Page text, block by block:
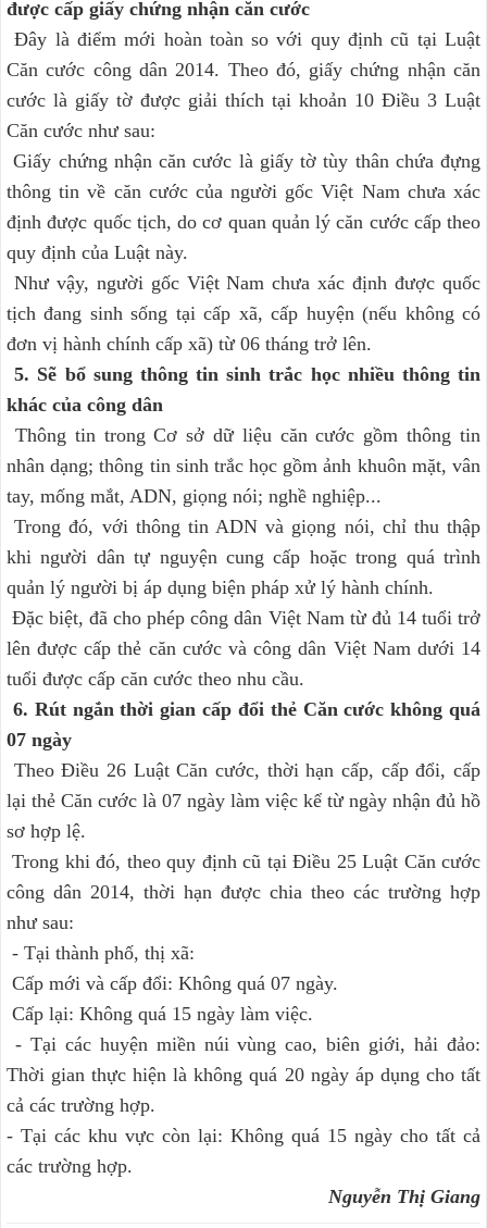
được cấp giấy chứng nhận căn cước
Đây là điểm mới hoàn toàn so với quy định cũ tại Luật
Căn cước công dân 2014. Theo đó, giấy chứng nhận căn
cước là giấy tờ được giải thích tại khoản 10 Điều 3 Luật
Căn cước như sau:
Giấy chứng nhận căn cước là giấy tờ tùy thân chứa đựng
thông tin về căn cước của người gốc Việt Nam chưa xác
định được quốc tịch, do cơ quan quản lý căn cước cấp theo
quy định của Luật này.
Như vậy, người gốc Việt Nam chưa xác định được quốc
tịch đang sinh sống tại cấp xã, cấp huyện (nếu không có
đơn vị hành chính cấp xã) từ 06 tháng trở lên.
5. Sẽ bổ sung thông tin sinh trắc học nhiều thông tin
khác của công dân
Thông tin trong Cơ sở dữ liệu căn cước gồm thông tin
nhân dạng; thông tin sinh trắc học gồm ảnh khuôn mặt, vân
tay, mống mắt, ADN, giọng nói; nghề nghiệp...
Trong đó, với thông tin ADN và giọng nói, chỉ thu thập
khi người dân tự nguyện cung cấp hoặc trong quá trình
quản lý người bị áp dụng biện pháp xử lý hành chính.
Đặc biệt, đã cho phép công dân Việt Nam từ đủ 14 tuổi trở
lên được cấp thẻ căn cước và công dân Việt Nam dưới 14
tuổi được cấp căn cước theo nhu cầu.
6. Rút ngắn thời gian cấp đổi thẻ Căn cước không quá
07 ngày
Theo Điều 26 Luật Căn cước, thời hạn cấp, cấp đổi, cấp
lại thẻ Căn cước là 07 ngày làm việc kể từ ngày nhận đủ hồ
sơ hợp lệ.
Trong khi đó, theo quy định cũ tại Điều 25 Luật Căn cước
công dân 2014, thời hạn được chia theo các trường hợp
như sau:
- Tại thành phố, thị xã:
Cấp mới và cấp đổi: Không quá 07 ngày.
Cấp lại: Không quá 15 ngày làm việc.
- Tại các huyện miền núi vùng cao, biên giới, hải đảo:
Thời gian thực hiện là không quá 20 ngày áp dụng cho tất
cả các trường hợp.
- Tại các khu vực còn lại: Không quá 15 ngày cho tất cả
các trường hợp.
Nguyễn Thị Giang